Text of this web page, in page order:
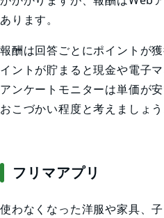
あります。
報酬は回答ごとにポイントが
イントが貯まると現金や電子
アンケートモニターは単価が
おこづかい程度と考えましょう
フリマアプリ
使わなくなった洋服や家具、